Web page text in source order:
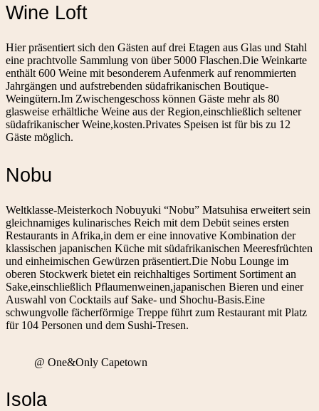
Wine Loft
Hier präsentiert sich den Gästen auf drei Etagen aus Glas und Stahl
eine prachtvolle Sammlung von über 5000 Flaschen.Die Weinkarte
enthält 600 Weine mit besonderem Aufenmerk auf renommierten
Jahrgängen und aufstrebenden südafrikanischen Boutique-
Weingütern.Im Zwischengeschoss können Gäste mehr als 80
glasweise erhältliche Weine aus der Region,einschließlich seltener
südafrikanischer Weine,kosten.Privates Speisen ist für bis zu 12
Gäste möglich.
Nobu
Weltklasse-Meisterkoch Nobuyuki “Nobu” Matsuhisa erweitert sein
gleichnamiges kulinarisches Reich mit dem Debüt seines ersten
Restaurants in Afrika,in dem er eine innovative Kombination der
klassischen japanischen Küche mit südafrikanischen Meeresfrüchten
und einheimischen Gewürzen präsentiert.Die Nobu Lounge im
oberen Stockwerk bietet ein reichhaltiges Sortiment Sortiment an
Sake,einschließlich Pflaumenweinen,japanischen Bieren und einer
Auswahl von Cocktails auf Sake- und Shochu-Basis.Eine
schwungvolle fächerförmige Treppe führt zum Restaurant mit Platz
für 104 Personen und dem Sushi-Tresen.
@ One&Only Capetown
Isola